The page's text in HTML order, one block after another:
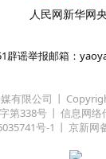
人民网新华网
辟谣举报邮箱：
有限公司
第338号
信息网络
号-1 京新网